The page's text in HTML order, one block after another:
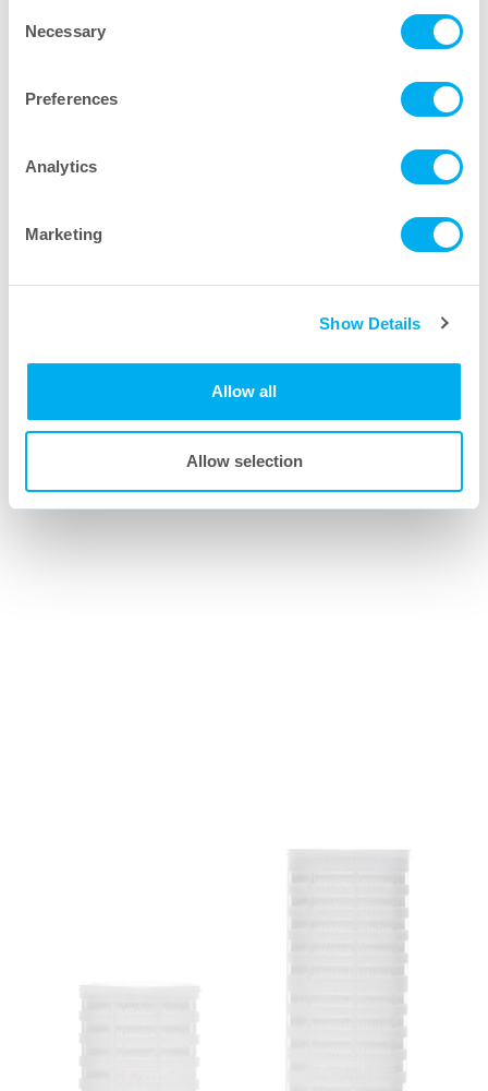
Selection
Necessary
Preferences
Analytics
Marketing
Show Details
Allow all
Allow selection
Hablemos. Enviar un mensaje a
nuestros expertos de la